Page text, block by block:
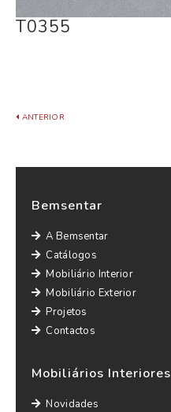
T0355
ANTERIOR
Bemsentar
A Bemsentar
Catálogos
Mobiliário Interior
Mobiliário Exterior
Projetos
Contactos
Mobiliários Interiores
Novidades